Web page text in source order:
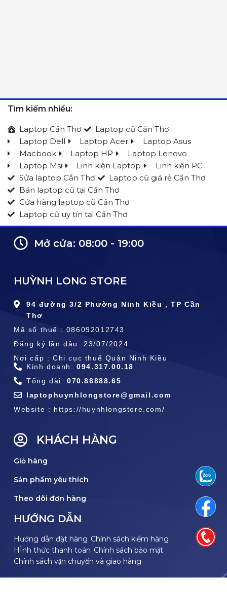
Tìm kiếm nhiều:
Laptop Cần Thơ
Laptop cũ Cần Thơ
Laptop Dell
Laptop Acer
Laptop Asus
Macbook
Laptop HP
Laptop Lenovo
Laptop Msi
Linh kiện Laptop
Linh kiện PC
Sửa laptop Cần Thơ
Laptop cũ giá rẻ Cần Thơ
Bán laptop cũ tại Cần Thơ
Cửa hàng laptop cũ Cần Thơ
Laptop cũ uy tín tại Cần Thơ
Mở cửa: 08:00 - 19:00
HUỲNH LONG STORE
94 đường 3/2 Phường Ninh Kiều , TP Cần
Thơ
Mã số thuế : 086092012743
Đăng ký lần đầu: 23/07/2024
Nơi cấp : Chi cục thuế Quận Ninh Kiều
Kinh doanh:094.317.00.18
Tổng đài: 070.88888.65
laptophuynhlongstore@gmail.com
Website : https://huynhlongstore.com/
KHÁCH HÀNG
Giỏ hàng
Sản phẩm yêu thích
Theo dõi đơn hàng
HƯỚNG DẪN
Hướng dẫn đặt hàng Chính sách kiểm hàng
HÌnh thức thanh toán Chính sách bảo mật
Chính sách vận chuyển và giao hàng